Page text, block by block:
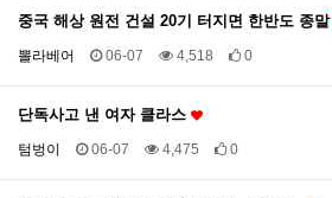
중국 해상 원전 건설 20기 터지면 한반도 종말
뽈라베어 06-07 4,518 0
단독사고 낸 여자 클라스
텀벙이 06-07 4,475 0